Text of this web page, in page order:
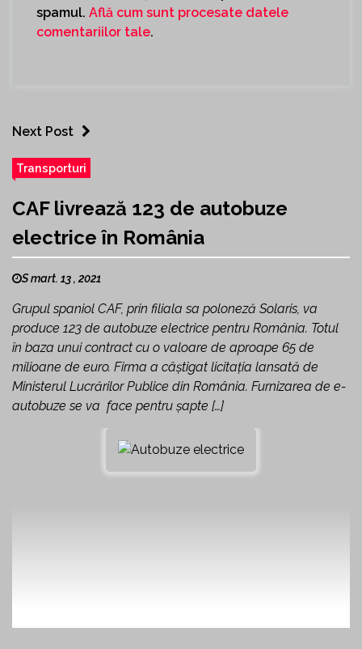
spamul. Află cum sunt procesate datele
comentariilor tale.
Next Post
Transporturi
CAF livrează 123 de autobuze
electrice în România
S mart. 13 , 2021
Grupul spaniol CAF, prin filiala sa poloneză Solaris, va
produce 123 de autobuze electrice pentru România. Totul
în baza unui contract cu o valoare de aproape 65 de
milioane de euro. Firma a câștigat licitația lansată de
Ministerul Lucrărilor Publice din România. Furnizarea de e-
autobuze se va face pentru șapte […]